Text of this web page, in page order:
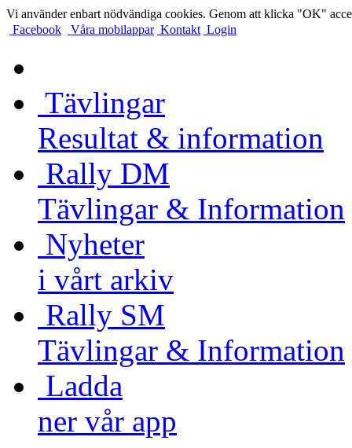
Vi använder enbart nödvändiga cookies. Genom att klicka "OK"
Facebook
Våra mobilappar Kontakt Login
Tävlingar
Resultat & information
Rally DM
Tävlingar & Information
Nyheter
i vårt arkiv
Rally SM
Tävlingar & Information
Ladda
ner vår app